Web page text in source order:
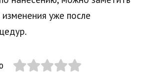
уже после